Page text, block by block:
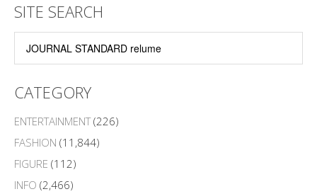
SITE SEARCH
CATEGORY
ENTERTAINMENT(226)
FASHION (11,844)
FIGURE (112)
INFO (2,466)